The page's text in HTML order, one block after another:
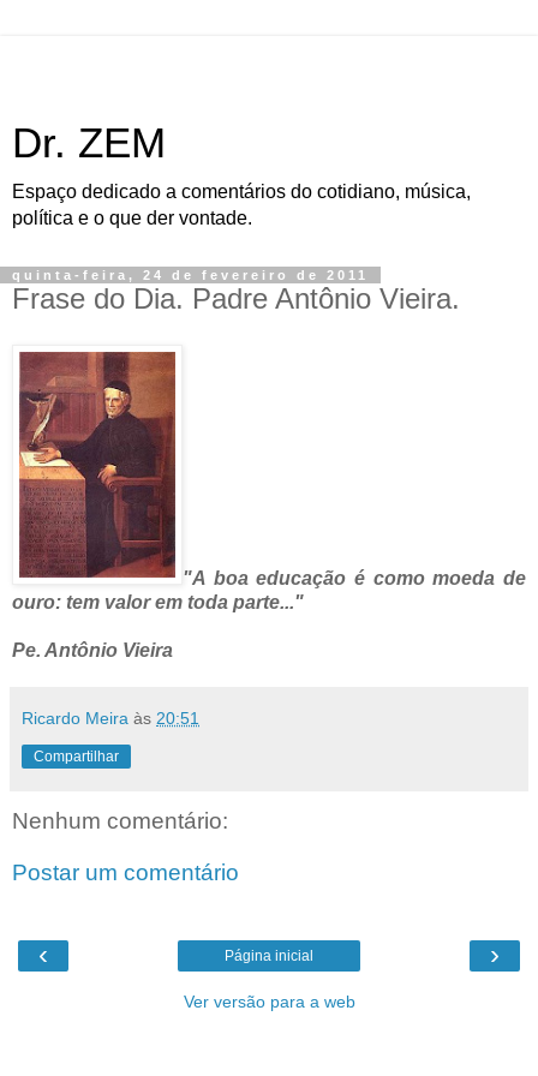
Dr. ZEM
Espaço dedicado a comentários do cotidiano, música,
política e o que der vontade.
quinta-feira, 24 de fevereiro de 2011
Frase do Dia. Padre Antônio Vieira.
"A boa educação é como moeda de
ouro: tem valor em toda parte..."
Pe. Antônio Vieira
Ricardo Meira às 20:51
Compartilhar
Nenhum comentário:
Postar um comentário
‹ ›
Página inicial
Ver versão para a web